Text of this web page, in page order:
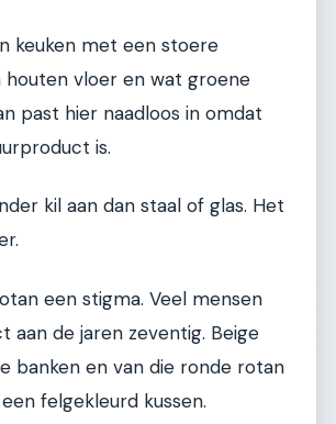
keuken met een stoere
vloer en wat groene
past hier naadloos in omdat
is.
kil aan dan staal of glas. Het
een stigma. Veel mensen
aan de jaren zeventig. Beige
banken en van die ronde rotan
felgekleurd kussen.